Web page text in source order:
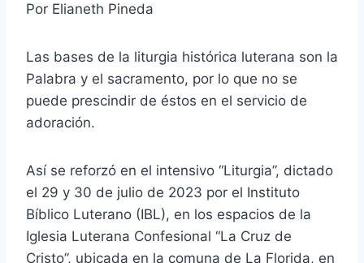
Por Elianeth Pineda
Las bases de la liturgia histórica luterana son la
Palabra y el sacramento, por lo que no se
puede prescindir de éstos en el servicio de
adoración.
Así se reforzó en el intensivo “Liturgia”, dictado
el 29 y 30 de julio de 2023 por el Instituto
Bíblico Luterano (IBL), en los espacios de la
Iglesia Luterana Confesional “La Cruz de
Cristo”, ubicada en la comuna de La Florida, en